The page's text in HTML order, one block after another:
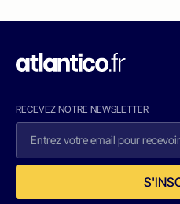
RECEVEZ NOTRE NEWSLETTER